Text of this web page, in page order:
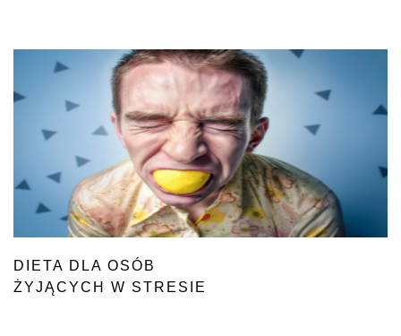
DIETA DLA OSÓB
ŻYJĄCYCH W STRESIE